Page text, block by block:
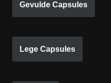
Gevulde Capsules
Lege Capsules